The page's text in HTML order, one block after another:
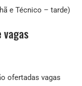
e Técnico – tarde)
vagas
ofertadas vagas